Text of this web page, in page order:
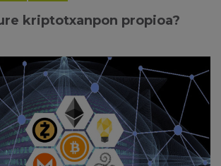
kriptotxanpon propioa?